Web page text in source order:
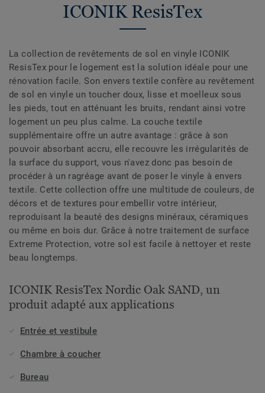
ICONIK ResisTex
La collection de revêtements de sol en vinyle ICONIK
ResisTex pour le logement est la solution idéale pour une
rénovation facile. Son envers textile confère au revêtement
de sol en vinyle un toucher doux, lisse et moelleux sous
les pieds, tout en atténuant les bruits, rendant ainsi votre
logement un peu plus calme. La couche textile
supplémentaire offre un autre avantage : grâce à son
pouvoir absorbant accru, elle recouvre les irrégularités de
la surface du support, vous n'avez donc pas besoin de
procéder à un ragréage avant de poser le vinyle à envers
textile. Cette collection offre une multitude de couleurs, de
décors et de textures pour embellir votre intérieur,
reproduisant la beauté des designs minéraux, céramiques
ou même en bois dur. Grâce à notre traitement de surface
Extreme Protection, votre sol est facile à nettoyer et reste
beau longtemps.
ICONIK ResisTex Nordic Oak SAND, un
produit adapté aux applications
Entrée et vestibule
Chambre à coucher
Bureau